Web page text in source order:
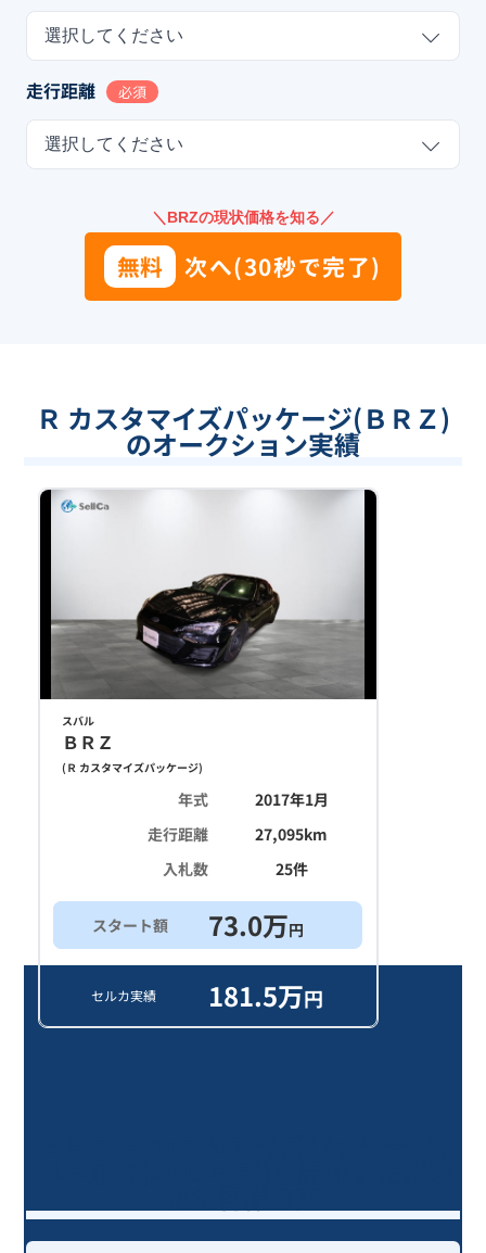
選択してください
走行距離 必須
選択してください
＼BRZの現状価格を知る／
無料 次へ(30秒で完了)
Ｒ カスタマイズパッケージ(ＢＲＺ)
のオークション実績
スバル
ＢＲＺ
( Ｒ カスタマイズパッケージ)
年式
2017年1月
走行距離
27,095km
入札数
25件
スタート額 73.0万円
セルカ実績 181.5万円